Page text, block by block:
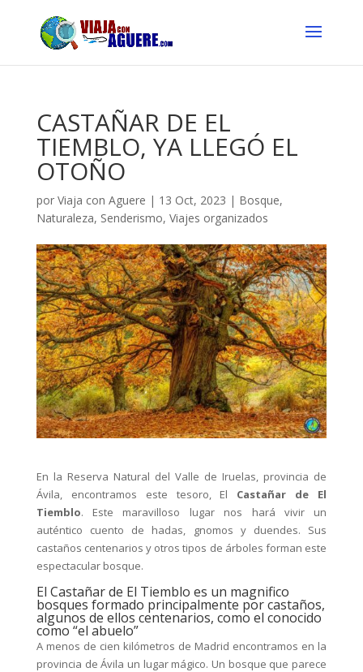
CASTAÑAR DE EL
TIEMBLO, YA LLEGÓ EL
OTOÑO
por Viaja con Aguere | 13 Oct, 2023 | Bosque,
Naturaleza, Senderismo, Viajes organizados
En la Reserva Natural del Valle de Iruelas, provincia de
Ávila, encontramos este tesoro, El Castañar de El
Tiemblo. Este maravilloso lugar nos hará vivir un
auténtico cuento de hadas, gnomos y duendes. Sus
castaños centenarios y otros tipos de árboles forman este
espectacular bosque.
El Castañar de El Tiemblo es un magnifico
bosques formado principalmente por castaños,
algunos de ellos centenarios, como el conocido
como “el abuelo”
A menos de cien kilómetros de Madrid encontramos en la
provincia de Ávila un lugar mágico. Un bosque que parece